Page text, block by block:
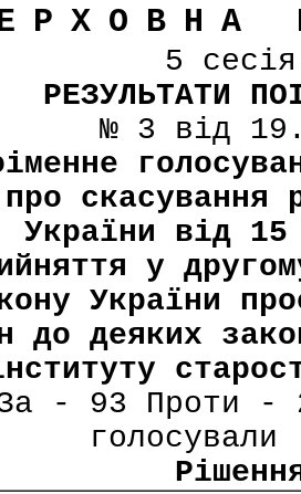
5
РЕЗУЛЬТАТИ
№ 3 від
про скасування
України від
у
України
до деяких
- 93 Проти -